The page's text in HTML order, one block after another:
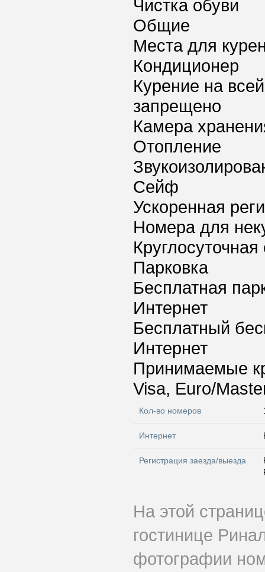
Чистка обуви
Общие
Места для
Кондиционер
Курение на
запрещено
Камера
Отопление
Сейф
Ускоренная
Номера для
Парковка
Бесплатная
Интернет
Бесплатный
Интернет
Принимаемые
Visa, Euro/
Кол-во номеров
Интернет
Регистрация заезда/выезда
На этой
гостинице
фотографии